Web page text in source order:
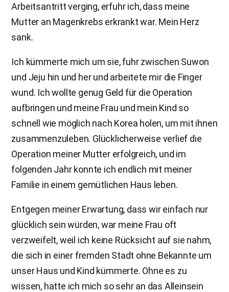
Arbeitsantritt verging, erfuhr ich, dass meine
Mutter an Magenkrebs erkrankt war. Mein Herz
sank.
Ich kümmerte mich um sie, fuhr zwischen Suwon
und Jeju hin und her und arbeitete mir die Finger
wund. Ich wollte genug Geld für die Operation
aufbringen und meine Frau und mein Kind so
schnell wie möglich nach Korea holen, um mit ihnen
zusammenzuleben. Glücklicherweise verlief die
Operation meiner Mutter erfolgreich, und im
folgenden Jahr konnte ich endlich mit meiner
Familie in einem gemütlichen Haus leben.
Entgegen meiner Erwartung, dass wir einfach nur
glücklich sein würden, war meine Frau oft
verzweifelt, weil ich keine Rücksicht auf sie nahm,
die sich in einer fremden Stadt ohne Bekannte um
unser Haus und Kind kümmerte. Ohne es zu
wissen, hatte ich mich so sehr an das Alleinsein